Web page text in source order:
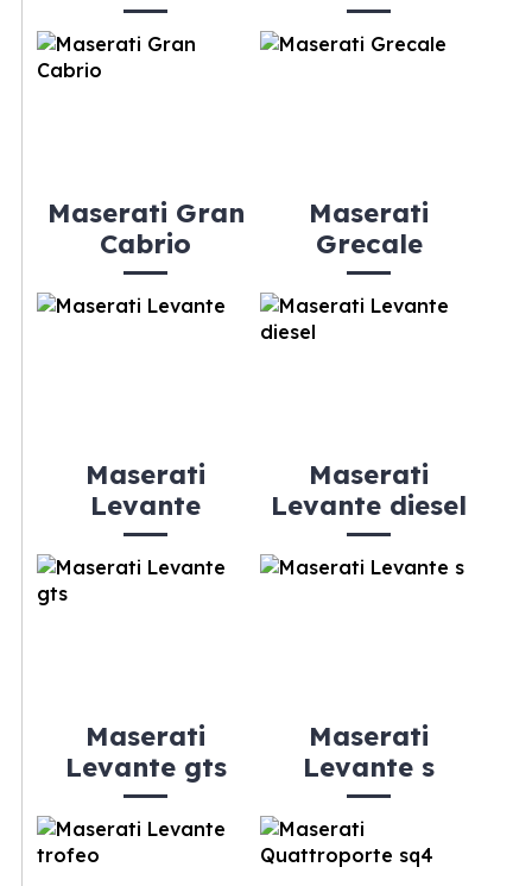
Maserati Gran
Cabrio
Maserati
Grecale
Maserati
Levante
Maserati
Levante diesel
Maserati
Levante gts
Maserati
Levante s